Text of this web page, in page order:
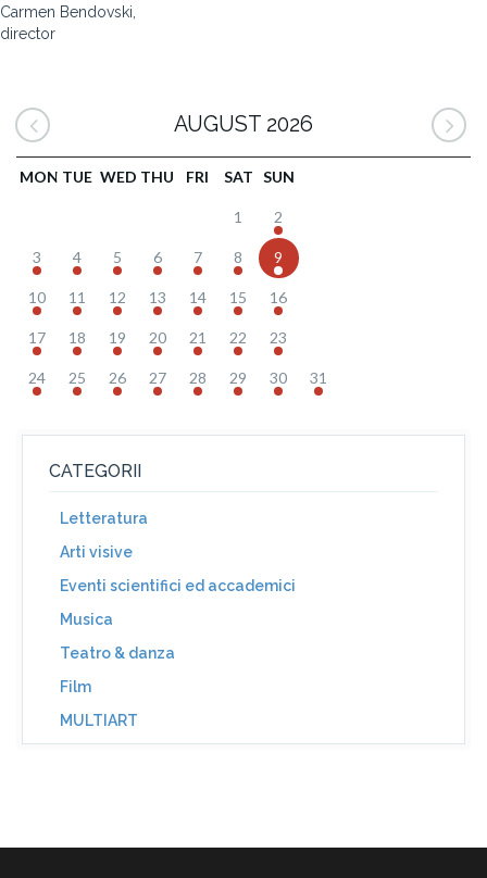
Carmen Bendovski,
director
AUGUST 2026
MON TUE WED THU FRI SAT SUN
1 2
3 4 5 6 7 8 9
10 11 12 13 14 15 16
17 18 19 20 21 22 23
24 25 26 27 28 29 30 31
CATEGORII
Letteratura
Arti visive
Eventi scientifici ed accademici
Musica
Teatro & danza
Film
MULTIART